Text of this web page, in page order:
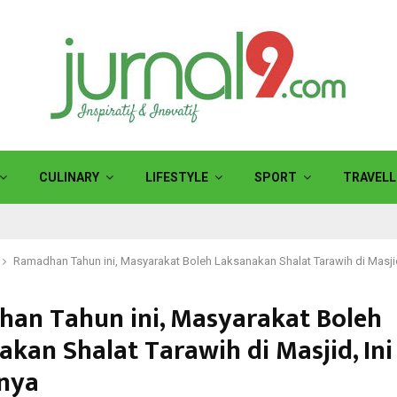
CULINARY LIFESTYLE SPORT
Ramadhan Tahun ini, Masyarakat Boleh Laksanakan Shalat Tarawih di
Tahun ini, Masyarakat Boleh
Shalat Tarawih di Masjid, Ini